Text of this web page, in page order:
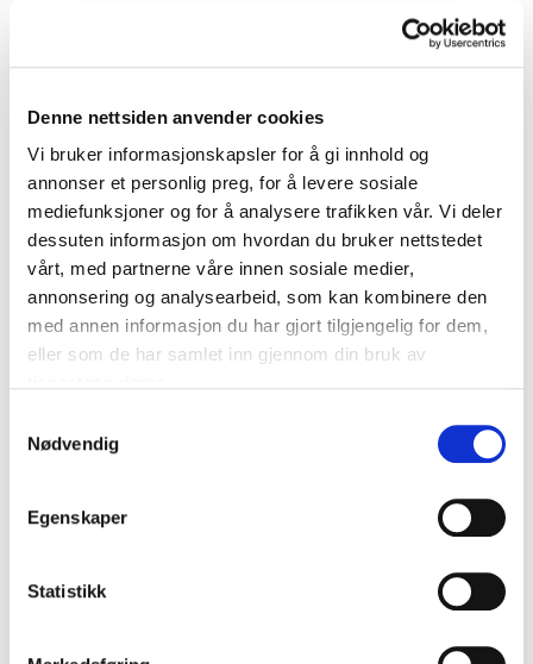
Denne nettsiden anvender cookies
Vi bruker informasjonskapsler for å gi innhold og
annonser et personlig preg, for å levere sosiale
mediefunksjoner og for å analysere trafikken vår. Vi deler
dessuten informasjon om hvordan du bruker nettstedet
vårt, med partnerne våre innen sosiale medier,
annonsering og analysearbeid, som kan kombinere den
med annen informasjon du har gjort tilgjengelig for dem,
eller som de har samlet inn gjennom din bruk av
Nødvendig
Egenskaper
Statistikk
Last ned dokument
Link
Text
Dette innholdet er kun
tilgjengelig for
medlemmer
Logg inn
for å få adgang til maler og andre låste